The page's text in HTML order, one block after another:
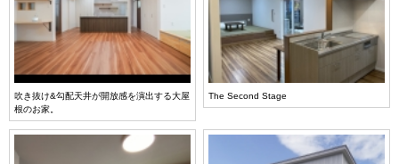
吹き抜け&勾配天井が開放感を演出する大屋
根のお家。
The Second Stage